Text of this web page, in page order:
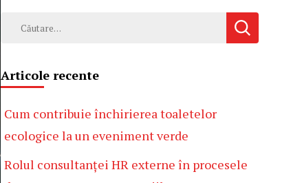
Caută
Articole recente
Cum contribuie închirierea toaletelor
ecologice la un eveniment verde
Rolul consultanței HR externe în procesele